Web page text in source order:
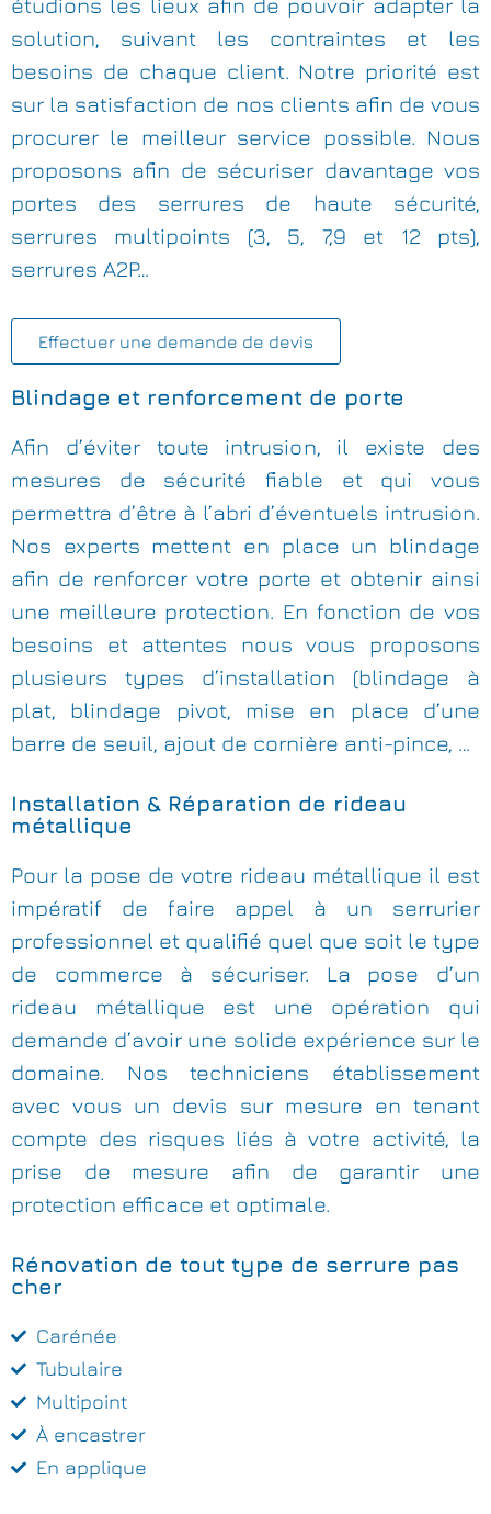
étudions les lieux afin de pouvoir adapter la
solution, suivant les contraintes et les
besoins de chaque client. Notre priorité est
sur la satisfaction de nos clients afin de vous
procurer le meilleur service possible. Nous
proposons afin de sécuriser davantage vos
portes des serrures de haute sécurité,
serrures multipoints (3, 5, 7,9 et 12 pts),
serrures A2P…
Effectuer une demande de devis
Blindage et renforcement de porte
Afin d’éviter toute intrusion, il existe des
mesures de sécurité fiable et qui vous
permettra d’être à l’abri d’éventuels intrusion.
Nos experts mettent en place un blindage
afin de renforcer votre porte et obtenir ainsi
une meilleure protection. En fonction de vos
besoins et attentes nous vous proposons
plusieurs types d’installation (blindage à
plat, blindage pivot, mise en place d’une
barre de seuil, ajout de cornière anti-pince, …
Installation & Réparation de rideau
métallique
Pour la pose de votre rideau métallique il est
impératif de faire appel à un serrurier
professionnel et qualifié quel que soit le type
de commerce à sécuriser. La pose d’un
rideau métallique est une opération qui
demande d’avoir une solide expérience sur le
domaine. Nos techniciens établissement
avec vous un devis sur mesure en tenant
compte des risques liés à votre activité, la
prise de mesure afin de garantir une
protection efficace et optimale.
Rénovation de tout type de serrure pas
cher
Carénée
Tubulaire
Multipoint
À encastrer
En applique